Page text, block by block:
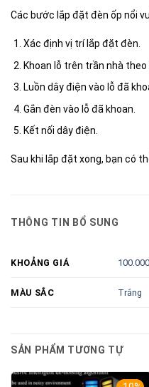
Các bước lắp đặt đèn ốp nổi
Xác định vị trí lắp đặt đèn.
Khoan lỗ trên trần nhà
Luồn dây điện vào lỗ đã
Gắn đèn vào lỗ đã khoan.
Kết nối dây điện.
Sau khi lắp đặt xong, bạn có
THÔNG TIN BỔ SUNG
KHOẢNG GIÁ
MÀU SẮC Trắng
SẢN PHẨM TƯƠNG TỰ